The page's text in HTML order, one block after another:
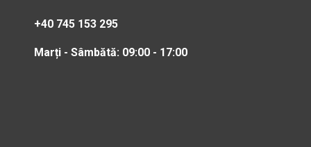
+40 745 153 295
Marți - Sâmbătă: 09:00 - 17:00